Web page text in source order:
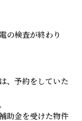
の検査が終わり
、予約をしていた
助金を受けた物件